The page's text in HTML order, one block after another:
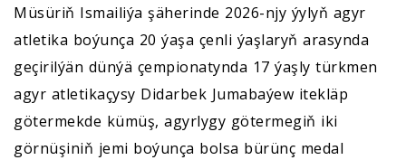
Müsüriň Ismailiýa şäherinde 2026-njy ýylyň agyr
atletika boýunça 20 ýaşa çenli ýaşlaryň arasynda
geçirilýän dünýä çempionatynda 17 ýaşly türkmen
agyr atletikaçysy Didarbek Jumabaýew itekläp
götermekde kümüş, agyrlygy götermegiň iki
görnüşiniň jemi boýunça bolsa bürünç medal